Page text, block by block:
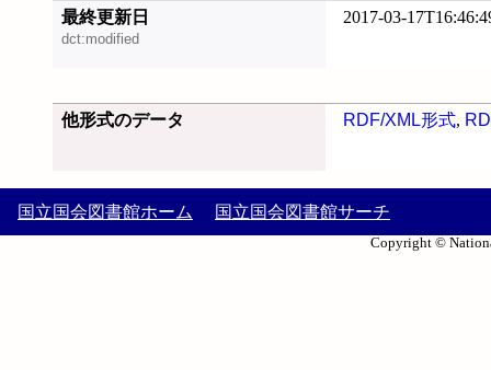
最終更新日
dct:modified
2017-03-
他形式のデータ RDF/XML形式,
国立国会図書館ホーム 国立国会図書館サーチ
Copyright ©